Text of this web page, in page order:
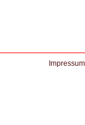
Impressum